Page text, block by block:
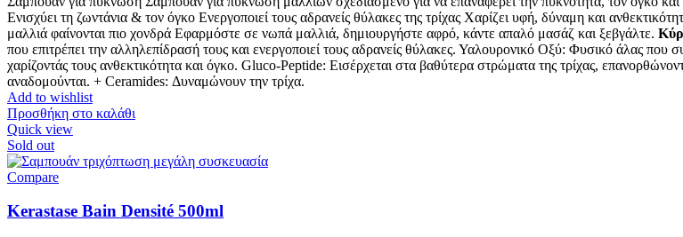
Ενισχύει τη ζωντάνια & τον όγκο Ενεργοποιεί τους αδρανείς θύλακες της τρίχας Χαρίζει υφή, δύναμη και
μαλλιά φαίνονται πιο χονδρά Εφαρμόστε σε νωπά μαλλιά, δημιουργήστε αφρό, κάντε απαλό μασάζ και ξεβγάλτε.
που επιτρέπει την αλληλεπίδρασή τους και ενεργοποιεί τους αδρανείς θύλακες. Υαλουρονικό Οξύ: Φυσικό άλας
χαρίζοντάς τους ανθεκτικότητα και όγκο. Gluco-Peptide: Εισέρχεται στα βαθύτερα στρώματα της τρίχας,
αναδομούνται. + Ceramides: Δυναμώνουν την τρίχα.
Add to wishlist
Προσθήκη στο καλάθι
Quick view
Sold out
Compare
Kerastase Bain Densité 500ml